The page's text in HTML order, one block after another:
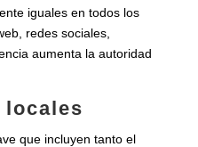
iguales en todos los
redes sociales,
aumenta la autoridad
locales
que incluyen tanto el